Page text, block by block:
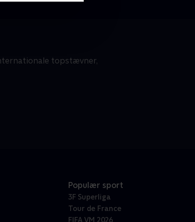
topstævner,
Populær sport
3F Superliga
Tour de France
FIFA VM 2026